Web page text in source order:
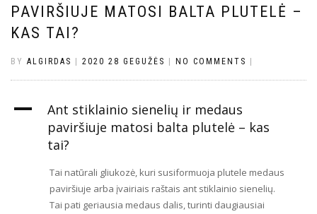
PAVIRŠIUJE MATOSI BALTA PLUTELĖ –
KAS TAI?
BY ALGIRDAS 2020 28 GEGUŽĖS NO COMMENTS
A
Ant stiklainio sienelių ir medaus
paviršiuje matosi balta plutelė – kas
tai?
Tai natūrali gliukozė, kuri susiformuoja plutele medaus
paviršiuje arba įvairiais raštais ant stiklainio sienelių.
Tai pati geriausia medaus dalis, turinti daugiausiai